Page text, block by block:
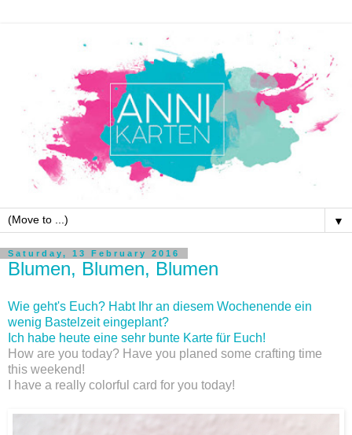
▼
Saturday, 13 February 2016
Blumen, Blumen, Blumen
Wie geht's Euch? Habt Ihr an diesem Wochenende ein
wenig Bastelzeit eingeplant?
Ich habe heute eine sehr bunte Karte für Euch!
How are you today? Have you planed some crafting time
this weekend!
I have a really colorful card for you today!